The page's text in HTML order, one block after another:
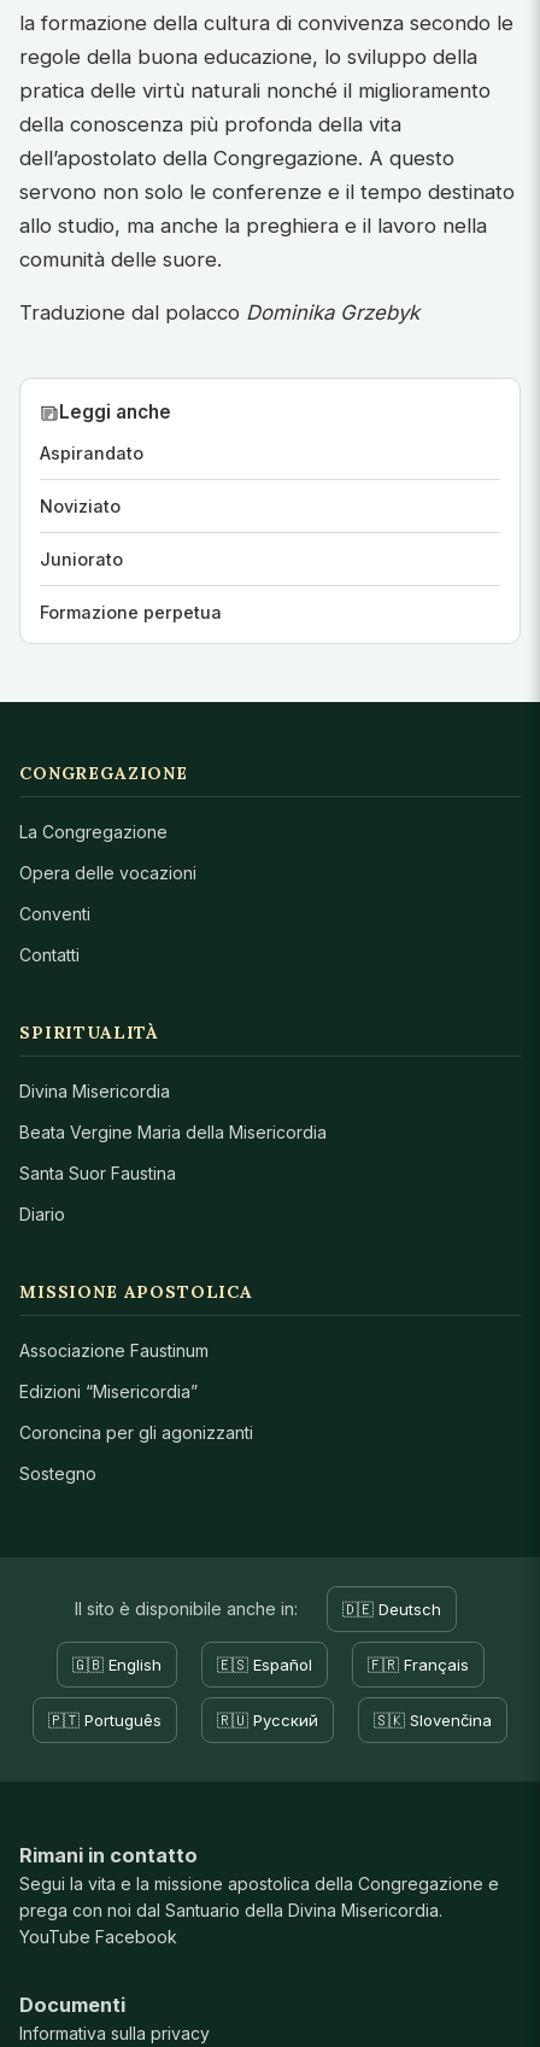
la formazione della cultura di convivenza secondo le
regole della buona educazione, lo sviluppo della
pratica delle virtù naturali nonché il miglioramento
della conoscenza più profonda della vita
dell’apostolato della Congregazione. A questo
servono non solo le conferenze e il tempo destinato
allo studio, ma anche la preghiera e il lavoro nella
comunità delle suore.
Traduzione dal polacco Dominika Grzebyk
Leggi anche
Aspirandato
Noviziato
Juniorato
Formazione perpetua
CONGREGAZIONE
La Congregazione
Opera delle vocazioni
Conventi
Contatti
SPIRITUALITÀ
Divina Misericordia
Beata Vergine Maria della Misericordia
Santa Suor Faustina
Diario
MISSIONE APOSTOLICA
Associazione Faustinum
Edizioni “Misericordia”
Coroncina per gli agonizzanti
Sostegno
Il sito è disponibile anche in: 🇩🇪 Deutsch
🇬🇧 English 🇪🇸 Español 🇫🇷 Français
🇵🇹 Português 🇷🇺 Русский 🇸🇰 Slovenčina
Rimani in contatto
Segui la vita e la missione apostolica della Congregazione e
prega con noi dal Santuario della Divina Misericordia.
YouTube Facebook
Documenti
Informativa sulla privacy